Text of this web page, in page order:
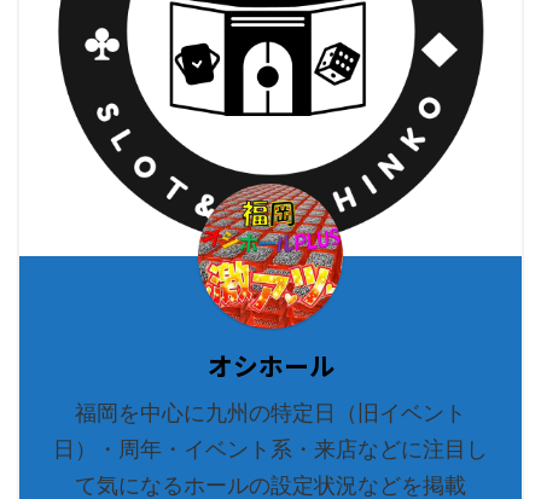
オシホール
福岡を中心に九州の特定日（旧イベント
日）・周年・イベント系・来店などに注目し
て気になるホールの設定状況などを掲載